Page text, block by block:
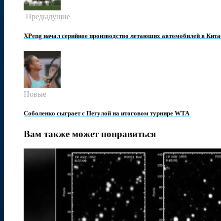
Предыдущие
XPeng начал серийное производство летающих автомобилей в
Новые
Соболенко сыграет с Пегулой на итоговом турнире WTA
Вам также может понравиться